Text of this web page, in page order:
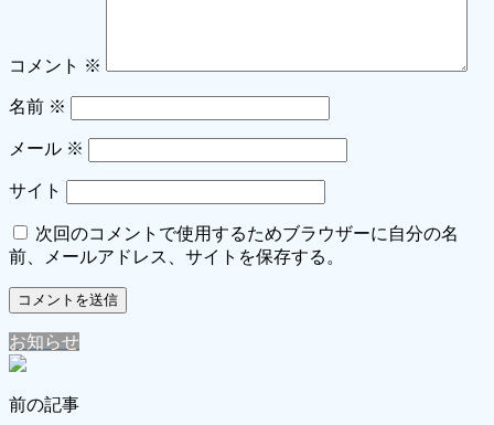
コメント ※
名前 ※
メール ※
サイト
次回のコメントで使用するためブラウザーに自分の名
前、メールアドレス、サイトを保存する。
お知らせ
前の記事